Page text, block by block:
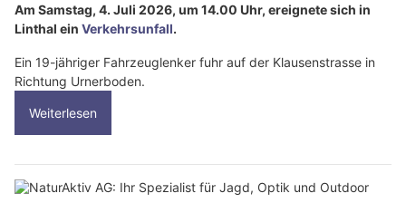
Am Samstag, 4. Juli 2026, um 14.00 Uhr, ereignete sich in
Linthal ein Verkehrsunfall.
Ein 19-jähriger Fahrzeuglenker fuhr auf der Klausenstrasse in
Richtung Urnerboden.
Weiterlesen